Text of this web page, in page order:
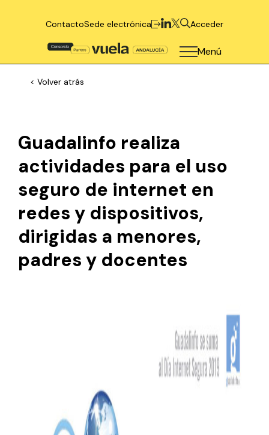
ContactoSede electrónica Acceder
Menú
< Volver atrás
Guadalinfo realiza
actividades para el uso
seguro de internet en
redes y dispositivos,
dirigidas a menores,
padres y docentes